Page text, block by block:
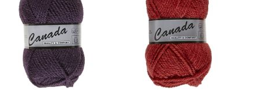
LA
LISTE
D'ACHATS
COMPARATEUR
LA
LISTE
D'ACHATS
COMPARATEUR